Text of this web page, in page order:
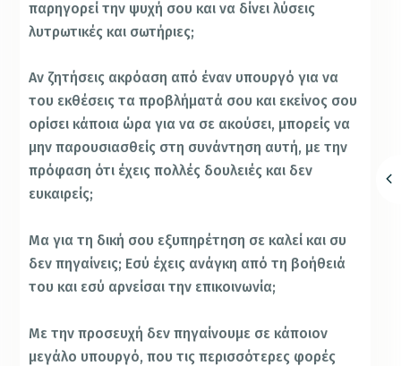
παρηγορεί την ψυχή σου και να δίνει λύσεις
λυτρωτικές και σωτήριες;
Αν ζητήσεις ακρόαση από έναν υπουργό για να
του εκθέσεις τα προβλήματά σου και εκείνος σου
ορίσει κάποια ώρα για να σε ακούσει, μπορείς να
μην παρουσιασθείς στη συνάντηση αυτή, με την
πρόφαση ότι έχεις πολλές δουλειές και δεν
ευκαιρείς;
Μα για τη δική σου εξυπηρέτηση σε καλεί και συ
δεν πηγαίνεις; Εσύ έχεις ανάγκη από τη βοήθειά
του και εσύ αρνείσαι την επικοινωνία;
Με την προσευχή δεν πηγαίνουμε σε κάποιον
μεγάλο υπουργό, που τις περισσότερες φορές